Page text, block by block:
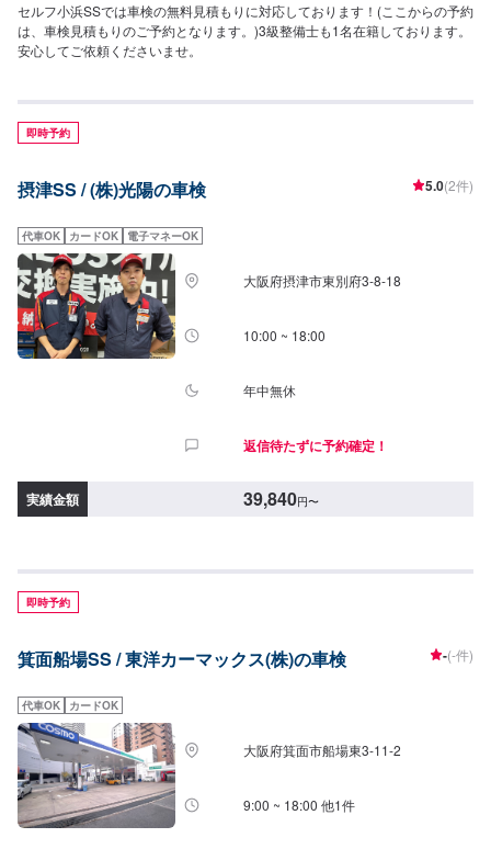
セルフ小浜SSでは車検の無料見積もりに対応しております！(ここからの予約
は、車検見積もりのご予約となります。)3級整備士も1名在籍しております。
安心してご依頼くださいませ。
即時予約
摂津SS / (株)光陽の車検 5.0(2件)
代車OK カードOK 電子マネーOK
大阪府摂津市東別府3-8-18
10:00 ~ 18:00
年中無休
返信待たずに予約確定！
実績金額 39,840円〜
即時予約
箕面船場SS / 東洋カーマックス(株)の車検 -(-件)
代車OK カードOK
大阪府箕面市船場東3-11-2
9:00 ~ 18:00 他1件